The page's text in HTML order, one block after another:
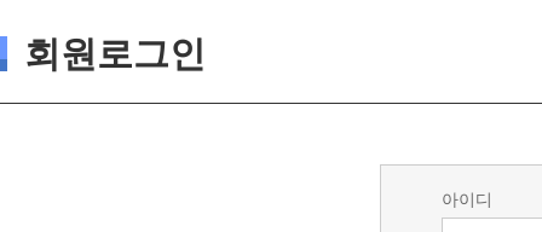
회원로그인
아이디